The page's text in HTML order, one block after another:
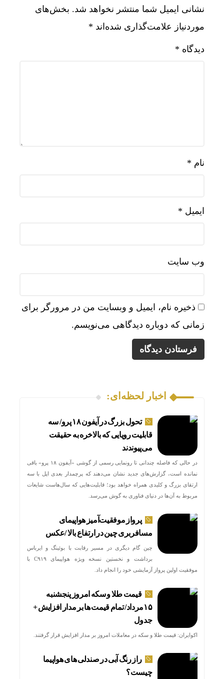
نشانی ایمیل شما منتشر نخواهد شد. بخش‌های
موردنیاز علامت‌گذاری شده‌اند *
دیدگاه *
نام *
ایمیل *
وب‌ سایت
ذخیره نام، ایمیل و وبسایت من در مرورگر برای
زمانی که دوباره دیدگاهی می‌نویسم.
اخبار لحظه‌ای:
تحول بزرگ در آیفون ۱۸ پرو/ سه
قابلیت رویایی که بالاخره به حقیقت
می‌پیوندند
در حالی که فاصله چندانی تا رونمایی رسمی از گوشی «آیفون ۱۸ پرو» باقی
نمانده است، گزارش‌های جدید نشان می‌دهند که پرچمدار بعدی اپل با سه
ارتقای بزرگ و کلیدی همراه خواهد بود؛ قابلیت‌هایی که سال‌هاست شایعات
مربوط به آن‌ها در دنیای فناوری به گوش می‌رسد.
پرواز موفقیت‌آمیز هواپیمای
مسافربری چین در ارتفاع بالا /عکس
چین گام دیگری در مسیر رقابت با بوئینگ و ایرباس
برداشت و نخستین نسخه ویژه هواپیمای C۹۱۹ با
موفقیت اولین پرواز آزمایشی خود را انجام داد.
قیمت طلا و سکه امروز پنجشنبه
۱۵مرداد/ تمام قیمت ها بر مدار افزایش +
جدول
اکوایران: قیمت طلا و سکه در معاملات امروز بر مدار افزایش قرار گرفتند.
راز رنگ آبی در صندلی های هواپیما
چیست؟